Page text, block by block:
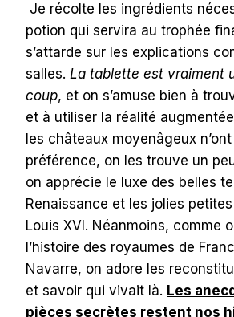
Je récolte les ingrédients
potion qui servira au trophée
s’attarde sur les explications
salles. La tablette est vraiment
coup, et on s’amuse bien à
et à utiliser la réalité
les châteaux moyenâgeux
préférence, on les trouve un
on apprécie le luxe des belles
Renaissance et les jolies
Louis XVI. Néanmoins, comme
l’histoire des royaumes de
Navarre, on adore les
et savoir qui vivait là. Les
pièces secrètes restent nos